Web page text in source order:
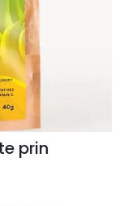
prin